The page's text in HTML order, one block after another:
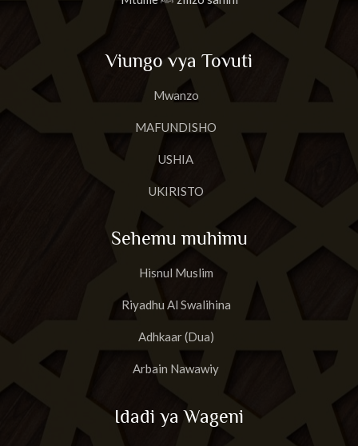
Viungo vya Tovuti
Mwanzo
MAFUNDISHO
USHIA
UKIRISTO
Sehemu muhimu
Hisnul Muslim
Riyadhu Al Swalihina
Adhkaar (Dua)
Arbain Nawawiy
Idadi ya Wageni